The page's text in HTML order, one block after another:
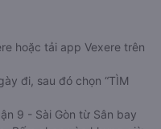
trang web
sự cố. Chính sách tặng
tùy theo từng trường hợp
hoặc tải app Vexere trên